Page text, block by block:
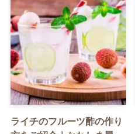
ライチのフルーツ酢の作り